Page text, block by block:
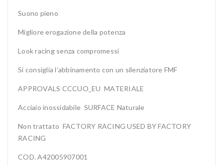
Suono pieno
Migliore erogazione della potenza
Look racing senza compromessi
Si consiglia l’abbinamento con un silenziatore FMF
APPROVALS CCCUO_EU MATERIALE
Acciaio inossidabile SURFACE Naturale
Non trattato FACTORY RACING USED BY FACTORY
RACING
COD. A42005907001